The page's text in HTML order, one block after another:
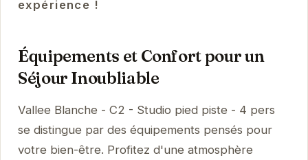
expérience !
Équipements et Confort pour un
Séjour Inoubliable
Vallee Blanche - C2 - Studio pied piste - 4 pers
se distingue par des équipements pensés pour
votre bien-être. Profitez d'une atmosphère